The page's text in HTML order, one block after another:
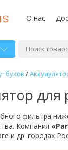
О нас
/
для
фильтра
Компания
и др. городах